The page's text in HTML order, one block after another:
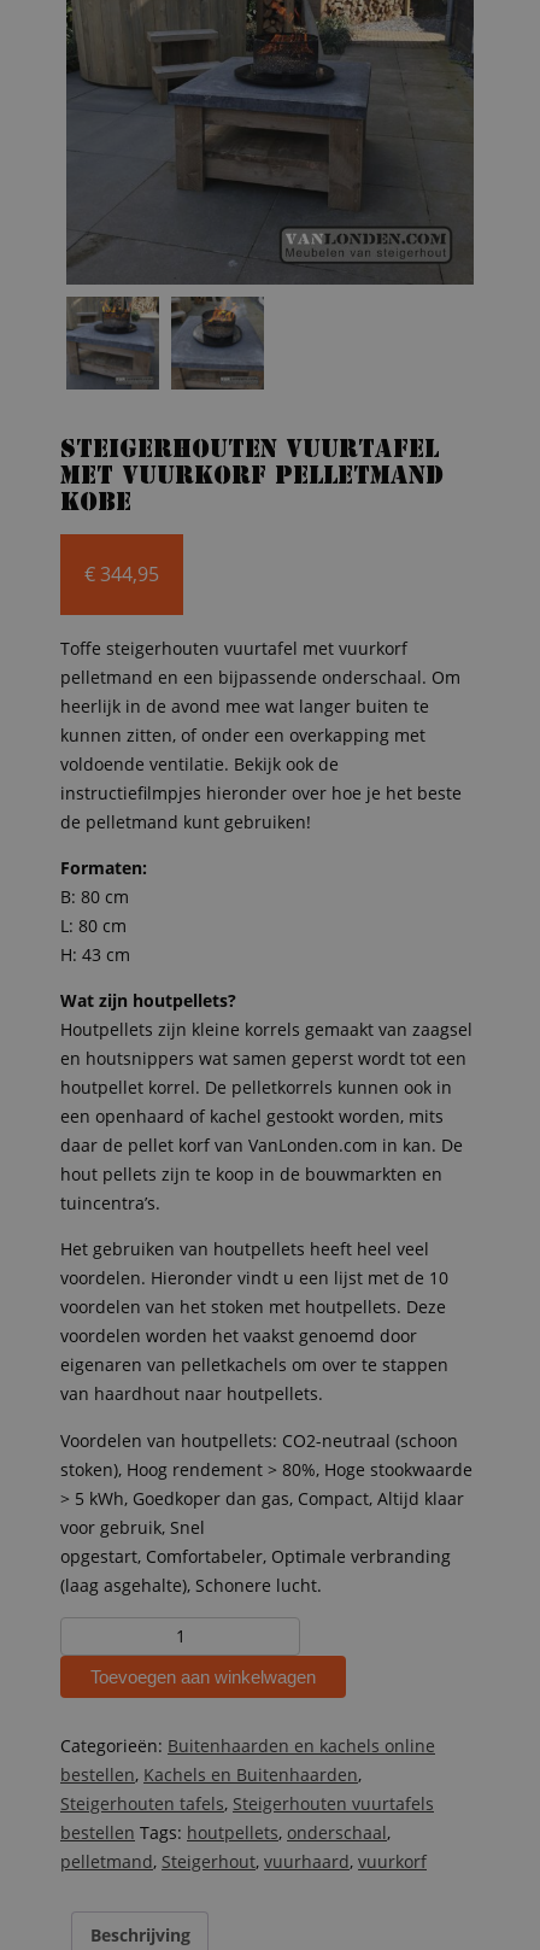
Steigerhouten vuurtafel
met vuurkorf pelletmand
Kobe
€344,95
Toffe steigerhouten vuurtafel met vuurkorf
pelletmand en een bijpassende onderschaal. Om
heerlijk in de avond mee wat langer buiten te
kunnen zitten, of onder een overkapping met
voldoende ventilatie. Bekijk ook de
instructiefilmpjes hieronder over hoe je het beste
de pelletmand kunt gebruiken!
Formaten:
B: 80 cm
L: 80 cm
H: 43 cm
Wat zijn houtpellets?
Houtpellets zijn kleine korrels gemaakt van zaagsel
en houtsnippers wat samen geperst wordt tot een
houtpellet korrel. De pelletkorrels kunnen ook in
een openhaard of kachel gestookt worden, mits
daar de pellet korf van VanLonden.com in kan. De
hout pellets zijn te koop in de bouwmarkten en
tuincentra’s.
Het gebruiken van houtpellets heeft heel veel
voordelen. Hieronder vindt u een lijst met de 10
voordelen van het stoken met houtpellets. Deze
voordelen worden het vaakst genoemd door
eigenaren van pelletkachels om over te stappen
van haardhout naar houtpellets.
Voordelen van houtpellets: CO2-neutraal (schoon
stoken), Hoog rendement > 80%, Hoge stookwaarde
> 5 kWh, Goedkoper dan gas, Compact, Altijd klaar
voor gebruik, Snel
opgestart, Comfortabeler, Optimale verbranding
(laag asgehalte), Schonere lucht.
vuurtafel
pelletmand
Kobe
aantal
Toevoegen aan winkelwagen
Categorieën: Buitenhaarden en kachels online
bestellen, Kachels en Buitenhaarden,
Steigerhouten tafels, Steigerhouten vuurtafels
bestellen Tags: houtpellets, onderschaal,
pelletmand, Steigerhout, vuurhaard, vuurkorf
Beschrijving